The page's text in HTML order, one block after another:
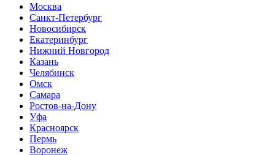
Москва
Санкт-Петербург
Новосибирск
Екатеринбург
Нижний Новгород
Казань
Челябинск
Омск
Самара
Ростов-на-Дону
Уфа
Красноярск
Пермь
Воронеж